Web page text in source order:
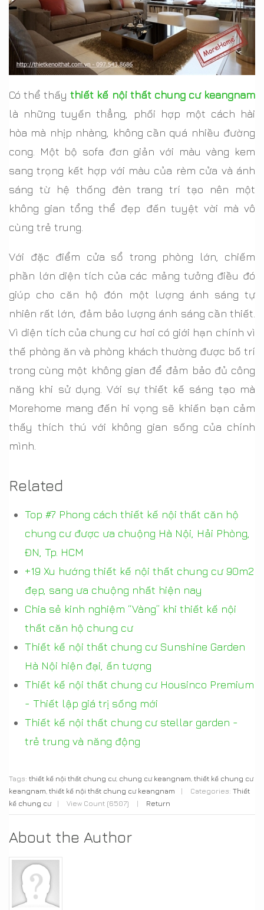
Có thể thấythiết kế nội thất chung cư keangnam
là những tuyến thẳng, phối hợp một cách hài
hòa mà nhịp nhàng, không cần quá nhiều đường
cong. Một bộ sofa đơn giản với màu vàng kem
sang trọng kết hợp với màu của rèm cửa và ánh
sáng từ hệ thống đèn trang trí tạo nên một
không gian tổng thể đẹp đến tuyệt vời mà vô
cùng trẻ trung.
Với đặc điểm cửa sổ trong phòng lớn, chiếm
phần lớn diện tích của các mảng tưởng điều đó
giúp cho căn hộ đón một lượng ánh sáng tự
nhiên rất lớn, đảm bảo lượng ánh sáng cần thiết.
Vì diện tích của chung cư hơi có giới hạn chính vì
thế phòng ăn và phòng khách thường được bố trí
trong cùng một không gian để đảm bảo đủ công
năng khi sử dụng. Với sự thiết kế sáng tạo mà
Morehome mang đến hi vọng sẽ khiến bạn cảm
thấy thích thú với không gian sống của chính
mình.
Related
Top #7 Phong cách thiết kế nội thất căn hộ
chung cư được ưa chuộng Hà Nội, Hải Phòng,
ĐN, Tp. HCM
+19 Xu hướng thiết kế nội thất chung cư 90m2
đẹp, sang ưa chuộng nhất hiện nay
Chia sẻ kinh nghiệm “Vàng” khi thiết kế nội
thất căn hộ chung cư
Thiết kế nội thất chung cư Sunshine Garden
Hà Nội hiện đại, ấn tượng
Thiết kế nội thất chung cư Housinco Premium
- Thiết lập giá trị sống mới
Thiết kế nội thất chung cư stellar garden -
trẻ trung và năng động
Tags: thiết kế nội thất chung cư, chung cư keangnam, thiết kế chung cư
keangnam, thiết kế nội thất chung cư keangnam | Categories: Thiết
kế chung cư
| View Count (6507) | Return
About the Author